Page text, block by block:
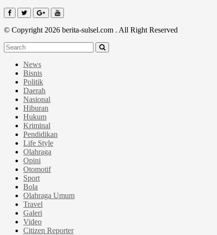
© Copyright 2026 berita-sulsel.com . All Right Reserved
News
Bisnis
Politik
Daerah
Nasional
Hiburan
Hukum
Kriminal
Pendidikan
Life Style
Olahraga
Opini
Otomotif
Sport
Bola
Olahraga Umum
Travel
Galeri
Video
Citizen Reporter